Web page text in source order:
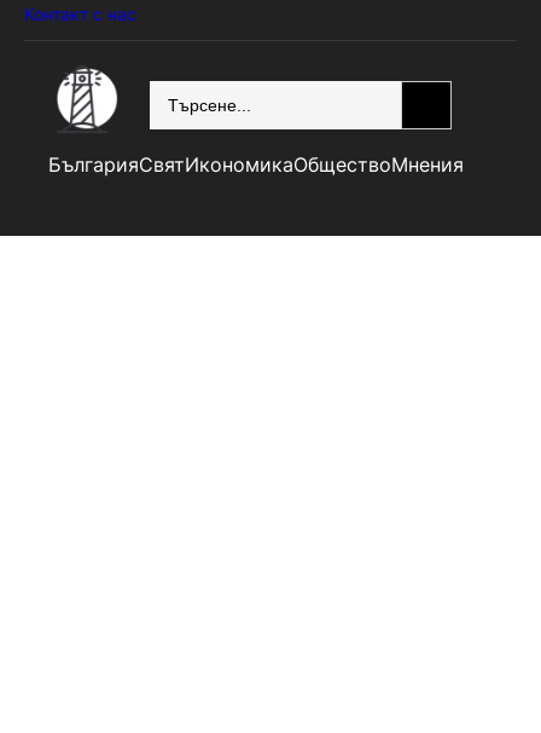
Контакт с нас
БългарияСвятИкономикаОбществоМнения